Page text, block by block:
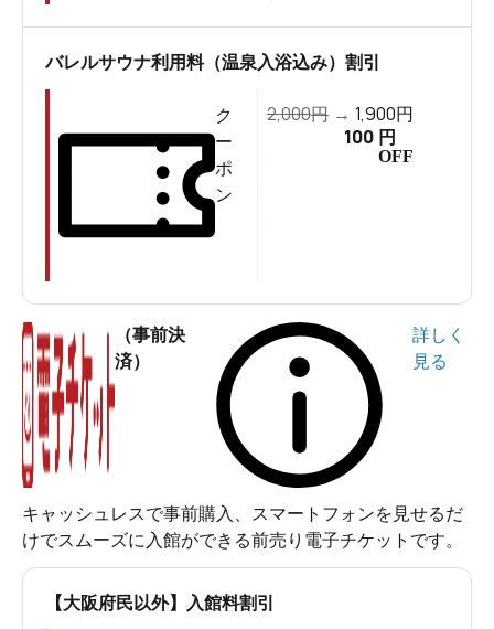
バレルサウナ利用料（温泉入浴込み）割引
ク
ー
ポ
ン
2,000円 → 1,900円
100 円
OFF
（事前決
済）
詳しく
見る
キャッシュレスで事前購入、スマートフォンを見せるだ
けでスムーズに入館ができる前売り電子チケットです。
【大阪府民以外】入館料割引